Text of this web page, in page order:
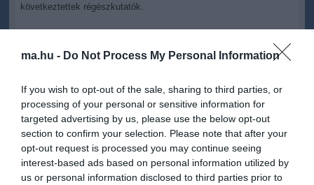
ma.hu - Do Not Process My Personal Information
If you wish to opt-out of the sale, sharing to third parties, or
processing of your personal or sensitive information for
targeted advertising by us, please use the below opt-out
section to confirm your selection. Please note that after your
opt-out request is processed you may continue seeing
interest-based ads based on personal information utilized by
us or personal information disclosed to third parties prior to
következtettek régészkutatók.
MTI
A nomádok Han-dinasztiabeli (Kr.e.: 202-Kr.u: 8) temetőjének
feltárása közben öt ló nyomaira bukkantak a feltárást végző
régészek. A Hszincsiang-Ujgur autonóm területen talált leleteket
azután a Kínai Társadalomtudományi Akadémia régészeti intézete
vonta alaposabban vizsgálat alá.